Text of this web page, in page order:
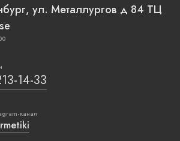
ул. Металлургов д 84 ТЦ
14-33
канал